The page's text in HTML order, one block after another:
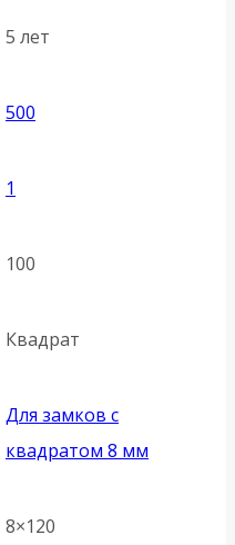
5 лет
500
1
100
Квадрат
Для замков с
квадратом 8 мм
8×120